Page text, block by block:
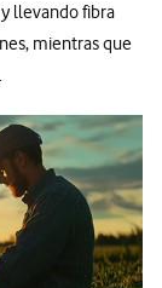
llevando fibra
mientras que